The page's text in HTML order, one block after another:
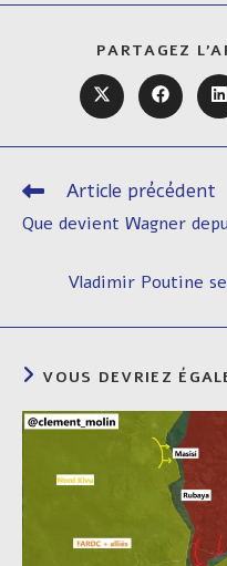
PARTAGEZ
Ouvrir
dans
autre
Ouvrir
dans
autre
Read
articles
Article précédent
Que devient Wagner
Vladimir Poutine
VOUS DEVRIEZ